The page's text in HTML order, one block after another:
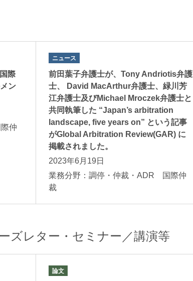
際
ン
仲
ニュース
前田葉子弁護士が、Tony Andriotis弁護
士、 David MacArthur弁護士、緑川芳
江弁護士及びMichael Mroczek弁護士と
共同執筆した “Japan’s arbitration
landscape, five years on” という記事
がGlobal Arbitration Review(GAR) に
掲載されました。
2023年6月19日
業務分野：調停・仲裁・ADR 国際仲
裁
ズレター・セミナー／講演等
論文